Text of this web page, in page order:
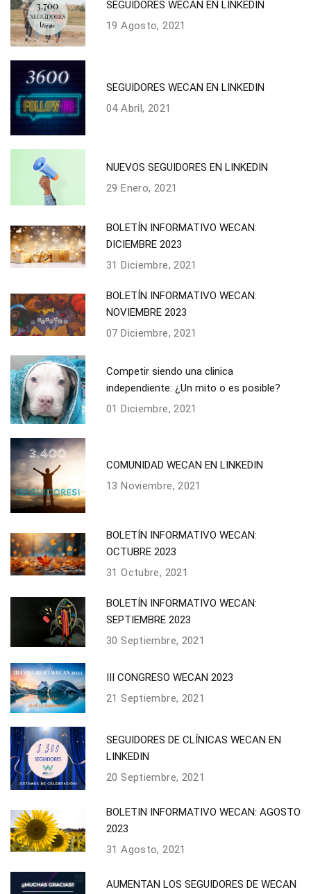
SEGUIDORES WECAN EN LINKEDIN
19 Agosto, 2021
SEGUIDORES WECAN EN LINKEDIN
04 Abril, 2021
NUEVOS SEGUIDORES EN LINKEDIN
29 Enero, 2021
BOLETÍN INFORMATIVO WECAN:
DICIEMBRE 2023
31 Diciembre, 2021
BOLETÍN INFORMATIVO WECAN:
NOVIEMBRE 2023
07 Diciembre, 2021
Competir siendo una clinica
independiente: ¿Un mito o es posible?
01 Diciembre, 2021
COMUNIDAD WECAN EN LINKEDIN
13 Noviembre, 2021
BOLETÍN INFORMATIVO WECAN:
OCTUBRE 2023
31 Octubre, 2021
BOLETÍN INFORMATIVO WECAN:
SEPTIEMBRE 2023
30 Septiembre, 2021
III CONGRESO WECAN 2023
21 Septiembre, 2021
SEGUIDORES DE CLÍNICAS WECAN EN
LINKEDIN
20 Septiembre, 2021
BOLETIN INFORMATIVO WECAN: AGOSTO
2023
31 Agosto, 2021
AUMENTAN LOS SEGUIDORES DE WECAN